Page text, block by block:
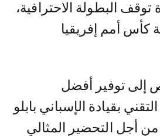
البطولة الاحترافية،
كأس أمم إفريقيا
إلى توفير أفضل
بقيادة الإسباني بابلو
من أجل التحضير المثالي